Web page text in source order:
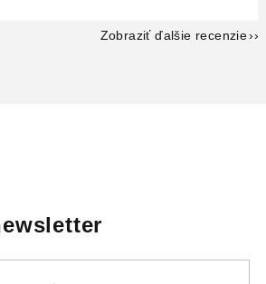
Zobraziť ďalšie recenzie